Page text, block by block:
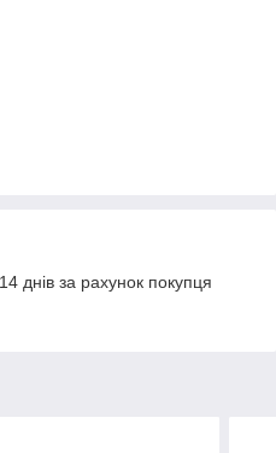
днів за рахунок покупця